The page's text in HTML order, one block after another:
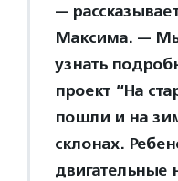
—
Максима. — Мы
узнать
проект “На
пошли и на
склонах.
двигательные